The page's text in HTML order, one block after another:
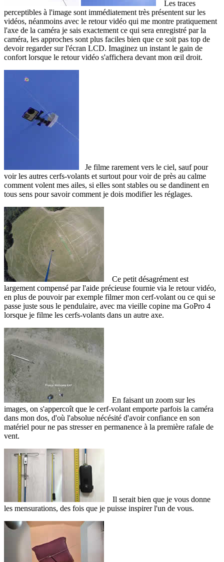
Les traces
perceptibles à l'image sont immédiatement très présentent sur les
vidéos, néanmoins avec le retour vidéo qui me montre pratiquement
l'axe de la caméra je sais exactement ce qui sera enregistré par la
caméra, les approches sont plus faciles bien que ce soit pas top de
devoir regarder sur l'écran LCD. Imaginez un instant le gain de
confort lorsque le retour vidéo s'affichera devant mon œil droit.
Je filme rarement vers le ciel, sauf pour
voir les autres cerfs-volants et surtout pour voir de près au calme
comment volent mes ailes, si elles sont stables ou se dandinent en
tous sens pour savoir comment je dois modifier les réglages.
Ce petit désagrément est
largement compensé par l'aide précieuse fournie via le retour vidéo,
en plus de pouvoir par exemple filmer mon cerf-volant ou ce qui se
passe juste sous le pendulaire, avec ma vieille copine ma GoPro 4
lorsque je filme les cerfs-volants dans un autre axe.
En faisant un zoom sur les
images, on s'appercoît que le cerf-volant emporte parfois la caméra
dans mon dos, d'où l'absolue nécésité d'avoir confiance en son
matériel pour ne pas stresser en permanence à la première rafale de
vent.
Il serait bien que je vous donne
les mensurations, des fois que je puisse inspirer l'un de vous.